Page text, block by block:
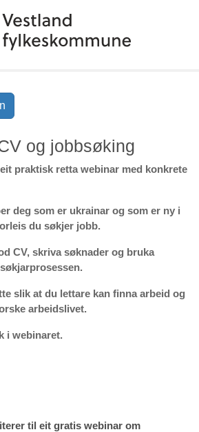
og jobbsøking
eit praktisk retta webinar med konkrete
deg som er ukrainar og som er ny i
du søkjer jobb.
CV, skriva søknader og bruka
slik at du lettare kan finna arbeid og
arbeidslivet.
i webinaret.
til eit gratis webinar om